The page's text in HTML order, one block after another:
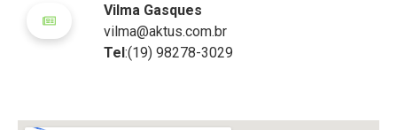
Vilma Gasques
vilma@aktus.com.br
Tel:(19) 98278-3029